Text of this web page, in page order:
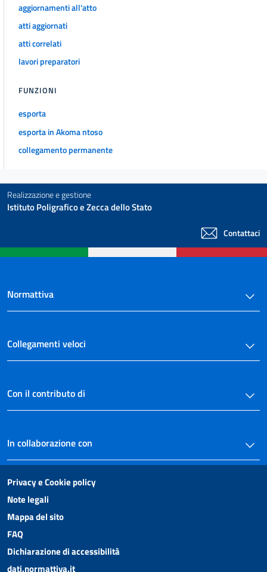
LA DEFINIZIONE DELLE SITUAZIONI
65
TITOLO VIII
69
71
74
79
80
Allegati
Allegato A
Allegato A
Allegato B
aggiornamenti all'atto
atti aggiornati
atti correlati
lavori preparatori
FUNZIONI
esporta
esporta in Akoma ntoso
collegamento permanente
Realizzazione e gestione
Istituto Poligrafico e Zecca dello Stato
Contattaci
Normattiva
Collegamenti veloci
Con il contributo di
In collaborazione con
Privacy e Cookie policy
Note legali
Mappa del sito
FAQ
Dichiarazione di accessibilità
dati.normattiva.it